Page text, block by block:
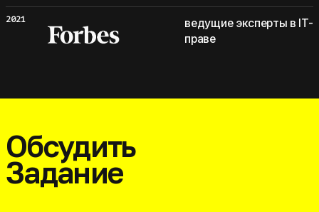
2021
ведущие эксперты в IT-
праве
Обсудить
Задание